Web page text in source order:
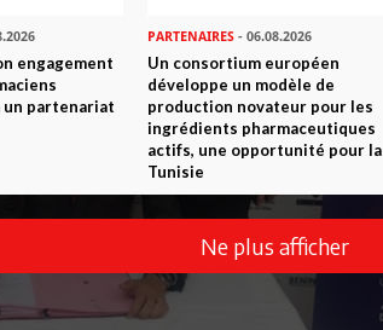
engagement
un partenariat
PARTENAIRES - 06.08.2026
Un consortium européen
développe un modèle de
production novateur pour les
ingrédients pharmaceutiques
actifs, une opportunité pour la
Tunisie
Ne plus afficher